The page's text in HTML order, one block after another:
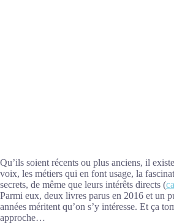
Qu’ils soient récents ou plus anciens, il
voix, les métiers qui en font usage, la
secrets, de même que leurs intérêts directs (
Parmi eux, deux livres parus en 2016 et un
années méritent qu’on s’y intéresse. Et ça
approche…